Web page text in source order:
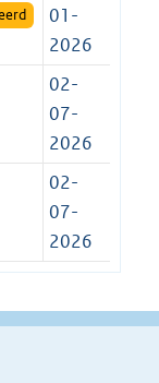
01-
2026
02-
07-
2026
02-
07-
2026